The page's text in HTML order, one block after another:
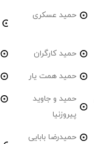
حمید عسکری
حمید کارگران
حمید همت یار
حمید و جاوید
پیروزنیا
حمیدرضا بابایی